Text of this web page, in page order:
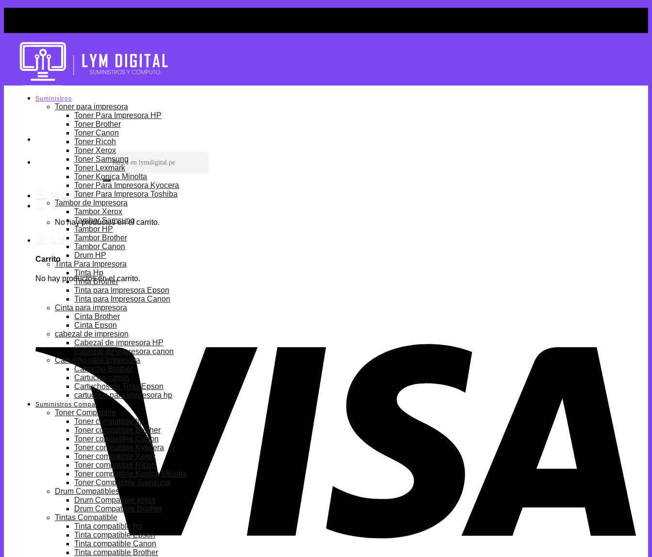
Buscar
por:
No hay productos en el carrito.
Carrito
No hay productos en el carrito.
Suministros
Toner para impresora
Toner Para Impresora HP
Toner Brother
Toner Canon
Toner Ricoh
Toner Xerox
Toner Samsung
Toner Lexmark
Toner Konica Minolta
Toner Para Impresora Kyocera
Toner Para Impresora Toshiba
Tambor de Impresora
Tambor Xerox
Tambor Samsung
Tambor HP
Tambor Brother
Tambor Canon
Drum HP
Tinta Para Impresora
Tinta Hp
Tinta Brother
Tinta para Impresora Epson
Tinta para Impresora Canon
Cinta para impresora
Cinta Brother
Cinta Epson
cabezal de impresion
Cabezal de impresora HP
Cabezal de impresora canon
Cartucho para Impresora
Cartucho Brother
Cartucho canon
Cartuchos de Tinta Epson
cartuchos para impresora hp
Suministros Compatibles
Toner Compatible
Toner compatible hp
Toner compatible Brother
Toner compatible Canon
Toner compatible Kyocera
Toner compatible Xerox
Toner compatible Ricoh
Toner compatible Konica Minolta
Toner Compatible Samsung
Drum Compatibles
Drum Compatible xerox
Drum Compatible Brother
Tintas Compatible
Tinta compatible hp
Tinta compatible Epson
Tinta compatible Canon
Tinta compatible Brother